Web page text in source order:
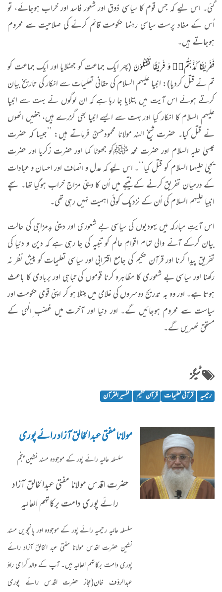
گئی۔ اس لیے کہ جس قوم کا سیاسی ذوق اور شعور فاسد اور خراب ہوجائے، تو
اُس کے مفاد پرست سیاسی رہنما حکومت قائم کرنے کی صلاحیت سے محروم
ہوجاتے ہیں۔
فَفَرِیْقًا كَذَّبْتُمْ١٘ وَ فَرِیْقًا تَقْتُلُوْنَ
(پھر ایک جماعت کو جھٹلایا اور ایک جماعت کو
تم نے قتل کردیا): انبیا علیہم السلام کی حقانی تعلیمات سے انکار کی تاریخ بیان
کرتے ہوئے اس آیت میں بتلایا جا رہا ہے کہ ان لوگوں نے بہت سے انبیا
علیہم السلام کا انکار کیا اور بہت سے ایسے انبیا بھی گزرے ہیں، جنھیں انھوں
نے قتل کیا۔ حضرت شیخ الہند مولانا محمودحسنؒ فرماتے ہیں: ’’جیسا کہ حضرت
عیسیٰ علیہ السلام اور حضرت محمد ﷺکو جھوٹا کہا اور حضرت زکریا اور حضرت
یحییٰ علیہما السلام کو قتل کیا‘‘۔ اس لیے کہ عدل و انصاف اور احسان و عبادات
کے درمیان تفریق کرنے کے نتیجے میں اُن کا دینی مزاج خراب ہوگیا تھا۔ سچے
انبیا علیہم السلام کی اُن کے نزدیک کوئی اہمیت نہیں رہی تھی۔
اس آیتِ مبارکہ میں یہودیوں کی سیاسی بے شعوری اور دینی بدمزاجی کی حالت
بیان کرکے آنے والی تمام اقوامِ عالم کو تنبیہ کی جا رہی ہے کہ دین و دنیا کی
تفریق پیدا کرنا اور قرآن حکیم کی جامع اقترابی اور سیاسی تعلیمات کو پیش نظر نہ
رکھنا اور سیاسی بے شعوری کا مظاہرہ کرنا قوموں کی تباہی اور بربادی کا باعث
ہوتا ہے۔ اور وہ بہ تدریج دوسروں کی غلامی میں مبتلا ہو کر اپنی قومی حکومت اور
سیاست سے محروم ہوجائیں گے۔ اور دنیا اور آخرت میں غضب ِالٰہی کے
مستحق ٹھہریں گے۔
ٹیگز
رحیمیہ قرآنی تعلیمات قرآن حکیم تفسیر القرآن
مولانا مفتی عبدالخالق آزاد رائے پوری
سلسلہ عاليہ رائے پور کے موجودہ مسند نشین پنجم
حضرت اقدس مولانا مفتی عبدالخالق آزاد
رائے پوری دامت برکاتہم العالیہ
سلسلہ عالیہ رحیمیہ رائے پور کے موجودہ اور پانچویں مسند
نشین حضرت اقدس مولانا مفتی عبد الخالق آزاد رائے
پوری دامت برکاتہم العالیہ ہیں۔ آپ کے والد گرامی راؤ
عبدالرؤف خان(مجاز حضرت اقدس رائے پوری